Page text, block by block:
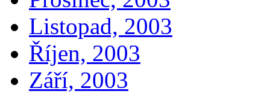
Listopad, 2003
Říjen, 2003
Září, 2003